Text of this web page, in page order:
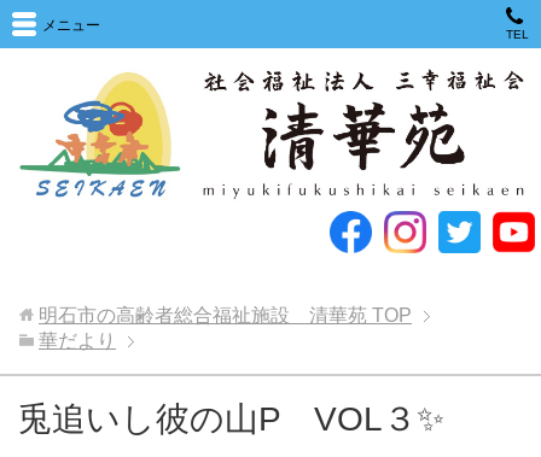
メニュー
TEL
明石市の高齢者総合福祉施設 清華苑 TOP
華だより
兎追いし彼の山P VOL３✨